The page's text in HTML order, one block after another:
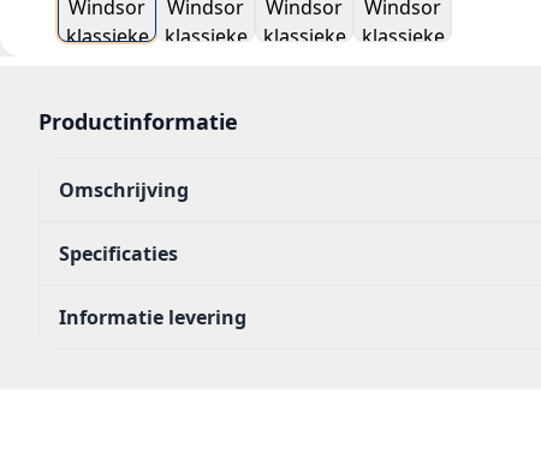
Productinformatie
Omschrijving
Specificaties
Informatie levering